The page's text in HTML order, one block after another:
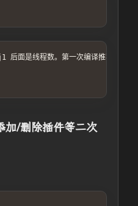
是线程数。第一次编译推荐用单线
加/删除插件等二次